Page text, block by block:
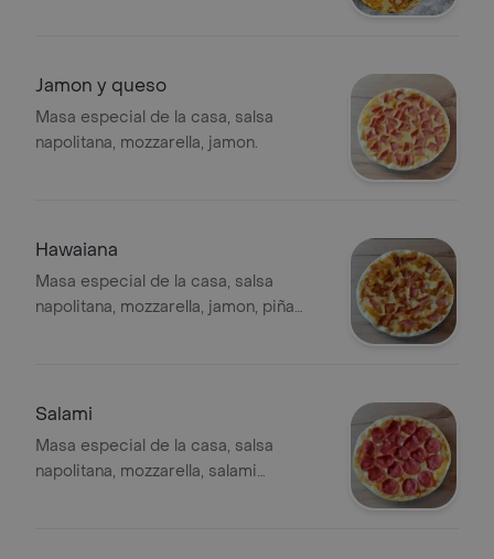
Jamon y queso
Masa especial de la casa, salsa
napolitana, mozzarella, jamon.
Hawaiana
Masa especial de la casa, salsa
napolitana, mozzarella, jamon, piña
Salami
Masa especial de la casa, salsa
napolitana, mozzarella, salami